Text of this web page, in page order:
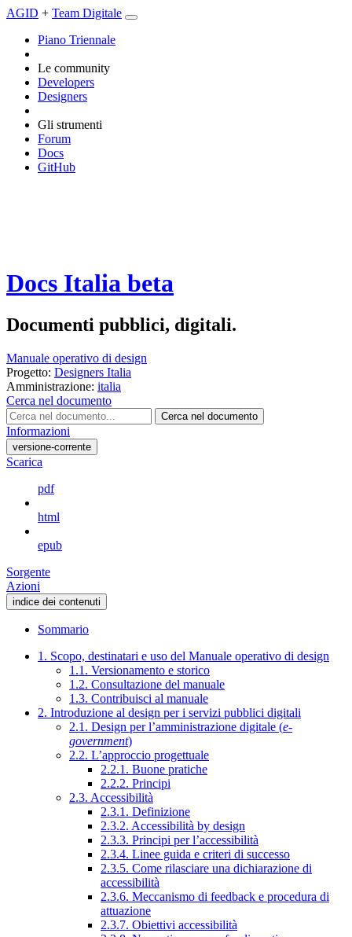
AGID + Team Digitale
Piano Triennale
Le community
Developers
Designers
Gli strumenti
Forum
Docs
GitHub
Docs Italia beta
Documenti pubblici, digitali.
Manuale operativo di design
Progetto: Designers Italia
Amministrazione: italia
Cerca nel documento
Cerca nel documento
Informazioni
versione-corrente
Scarica
pdf
html
epub
Sorgente
Azioni
indice dei contenuti
Sommario
1. Scopo, destinatari e uso del Manuale operativo di design
1.1. Versionamento e storico
1.2. Consultazione del manuale
1.3. Contribuisci al manuale
2. Introduzione al design per i servizi pubblici digitali
2.1. Design per l’amministrazione digitale (e-
government)
2.2. L’approccio progettuale
2.2.1. Buone pratiche
2.2.2. Principi
2.3. Accessibilità
2.3.1. Definizione
2.3.2. Accessibilità by design
2.3.3. Principi per l’accessibilità
2.3.4. Linee guida e criteri di successo
2.3.5. Come rilasciare una dichiarazione di
accessibilità
2.3.6. Meccanismo di feedback e procedura di
attuazione
2.3.7. Obiettivi accessibilità